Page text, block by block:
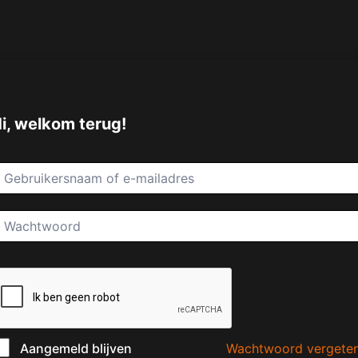
welkom terug!
Aangemeld blijven Wachtwoord